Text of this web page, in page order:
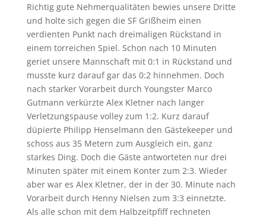
Richtig gute Nehmerqualitäten bewies unsere Dritte
und holte sich gegen die SF Grißheim einen
verdienten Punkt nach dreimaligen Rückstand in
einem torreichen Spiel. Schon nach 10 Minuten
geriet unsere Mannschaft mit 0:1 in Rückstand und
musste kurz darauf gar das 0:2 hinnehmen. Doch
nach starker Vorarbeit durch Youngster Marco
Gutmann verkürzte Alex Kletner nach langer
Verletzungspause volley zum 1:2. Kurz darauf
düpierte Philipp Henselmann den Gästekeeper und
schoss aus 35 Metern zum Ausgleich ein, ganz
starkes Ding. Doch die Gäste antworteten nur drei
Minuten später mit einem Konter zum 2:3. Wieder
aber war es Alex Kletner, der in der 30. Minute nach
Vorarbeit durch Henny Nielsen zum 3:3 einnetzte.
Als alle schon mit dem Halbzeitpfiff rechneten